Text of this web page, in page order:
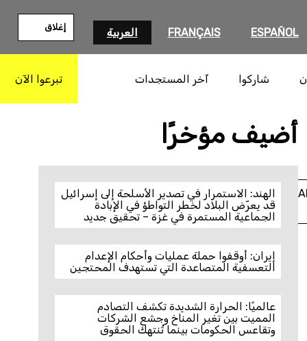
ESPAÑOL
FRANÇAIS العربية إغلاق
شاركوا آخر المستجدات تبرعوا الآن
أضيف مؤخرًا
الهند: الاستمرار في تصدير الأسلحة إلى إسرائيل
قد يعرّض البلاد لخطر التواطؤ في الإبادة
الجماعية المستمرة في غزة – تحقيق جديد
إيران: أوقفوا حملة عمليات وأحكام الإعدام
التعسفية المتصاعدة التي تستهدف المحتجين
عالميًا: الحرارة الشديدة تكشف التصادم
المميت بين تغير المناخ وجشع الشركات
وتقاعس الحكومات بينما تُنتهك الحقوق